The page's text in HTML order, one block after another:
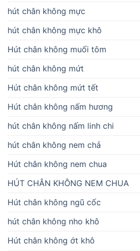
hút chân không mực
hút chân không mực khô
Hút chân không muối tôm
hút chân không mứt
Hút chân không mứt tết
Hút chân không nấm hương
hút chân không nấm linh chi
hút chân không nem chả
Hút chân không nem chua
HÚT CHÂN KHÔNG NEM CHUA
Hút chân không ngũ cốc
hút chân không nho khô
Hút chân không ớt khô